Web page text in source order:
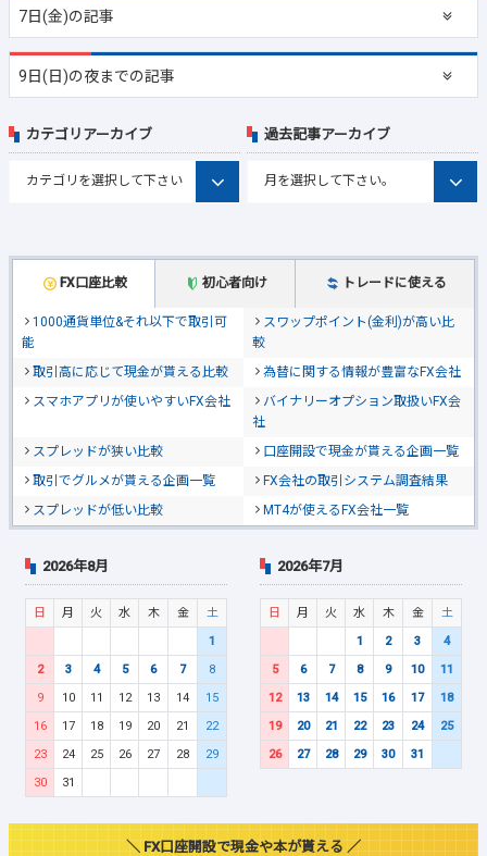
7日(金)の記事
9日(日)の夜までの記事
FX口座比較 初心者向け トレードに使える
1000通貨単位&それ以下で取引可
能
スワップポイント(金利)が高い比
較
取引高に応じて現金が貰える比較
為替に関する情報が豊富なFX会社
スマホアプリが使いやすいFX会社
バイナリーオプション取扱いFX会
社
スプレッドが狭い比較
口座開設で現金が貰える企画一覧
取引でグルメが貰える企画一覧
FX会社の取引システム調査結果
スプレッドが低い比較
MT4が使えるFX会社一覧
カテゴリアーカイブ 過去記事アーカイブ
2026年8月
日 月 火 水 木 金
土
1
2
3 4 5 6 7
8
9
10 11 12 13 14
15
16
17 18 19 20 21
22
23
24 25 26 27 28
29
30
31
2026年7月
日 月 火 水 木 金
土
1
2 3
4
5
6 7 8 9 10
11
12
13 14 15 16 17
18
19
20 21 22 23 24
25
26
27 28 29 30 31
＼ FX口座開設で現金や本が貰える ／